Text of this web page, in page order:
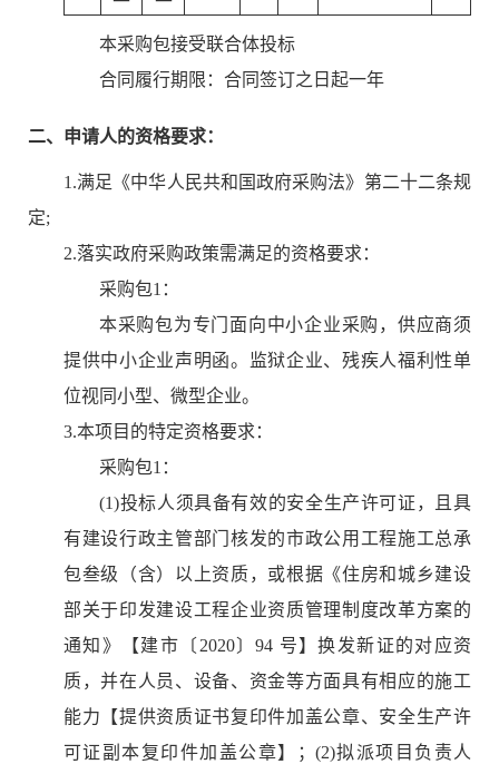
本采购包接受联合体投标
合同履行期限： 合同签订之⽇起⼀年
二、申请人的资格要求：
1.满足《中华人民共和国政府采购法》第二十二条规
定;
2.落实政府采购政策需满足的资格要求：
采购包1：
本采购包为专门面向中小企业采购，供应商须
提供中小企业声明函。监狱企业、残疾人福利性单
位视同小型、微型企业。
3.本项目的特定资格要求：
采购包1：
(1)投标人须具备有效的安全生产许可证，且具
有建设行政主管部门核发的市政公用工程施工总承
包叁级（含）以上资质，或根据《住房和城乡建设
部关于印发建设工程企业资质管理制度改革方案的
通知》【建市〔2020〕94 号】换发新证的对应资
质，并在人员、设备、资金等方面具有相应的施工
能力【提供资质证书复印件加盖公章、安全生产许
可证副本复印件加盖公章】；(2)拟派项目负责人